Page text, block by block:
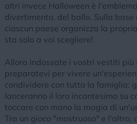
altri invece Halloween è
divertimento, del ballo. Sulla base
ciascun paese organizza la
sta solo a voi scegliere!
Allora indossate i vostri vestiti più
preparatevi per vivere
condividere con tutta la famiglia:
lanceranno il loro incantesimo su
toccare con mano la magia di
Tra un gioco "mostruoso" e l'altro,